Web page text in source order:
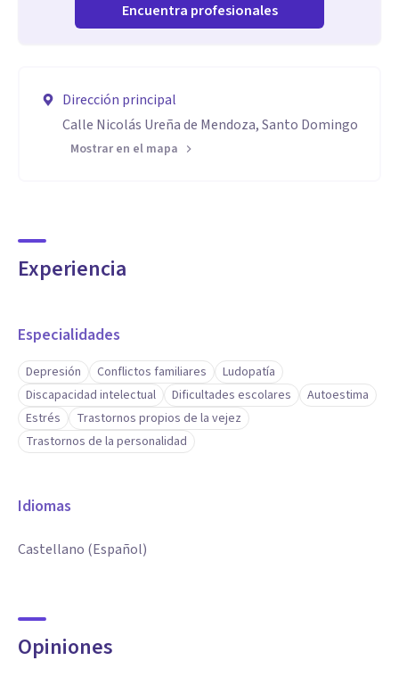
Encuentra profesionales
Dirección principal
Calle Nicolás Ureña de Mendoza, Santo Domingo
Mostrar en el mapa
Experiencia
Especialidades
Depresión Conflictos familiares
Ludopatía
Discapacidad intelectual
Dificultades escolares
Autoestima
Estrés
Trastornos propios de la vejez
Trastornos de la personalidad
Idiomas
Castellano (Español)
Opiniones